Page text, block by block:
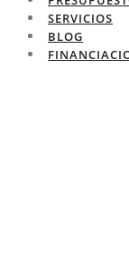
SERVICIOS
BLOG